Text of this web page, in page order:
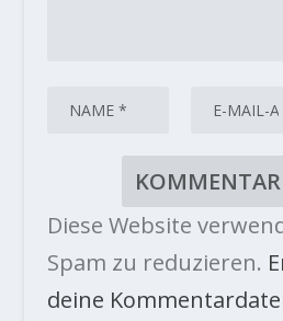
Diese Website
Spam zu reduzieren.
deine